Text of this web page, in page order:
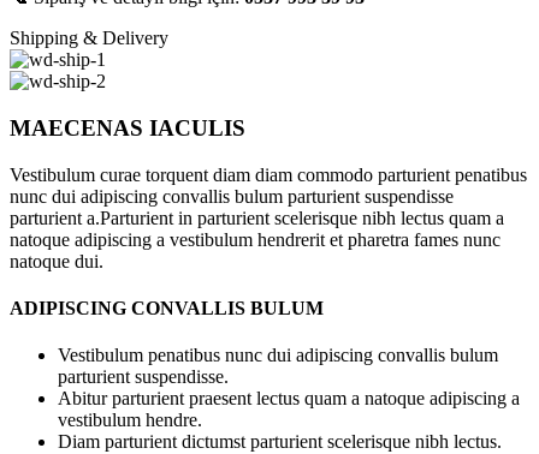
Shipping & Delivery
MAECENAS IACULIS
Vestibulum curae torquent diam diam commodo parturient penatibus
nunc dui adipiscing convallis bulum parturient suspendisse
parturient a.Parturient in parturient scelerisque nibh lectus quam a
natoque adipiscing a vestibulum hendrerit et pharetra fames nunc
natoque dui.
ADIPISCING CONVALLIS BULUM
Vestibulum penatibus nunc dui adipiscing convallis bulum
parturient suspendisse.
Abitur parturient praesent lectus quam a natoque adipiscing a
vestibulum hendre.
Diam parturient dictumst parturient scelerisque nibh lectus.